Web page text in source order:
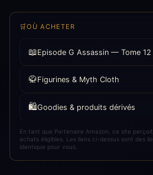
🛒OÙ ACHETER
📖Episode G Assassin — Tome 12
🥋Figurines & Myth Cloth
🛍️Goodies & produits dérivés
En tant que Partenaire Amazon, ce site
achats éligibles. Les liens ci-dessus sont des
identique pour vous.